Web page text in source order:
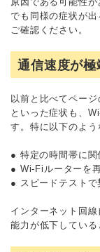
でも同様の症状が
ご確認ください。
通信速度が極
以前と比べてペー
といった症状も、
す。特に以下のよう
● 特定の時間帯に関
● Wi-Fiルーターを
● スピードテストで
インターネット回
能力が低下している